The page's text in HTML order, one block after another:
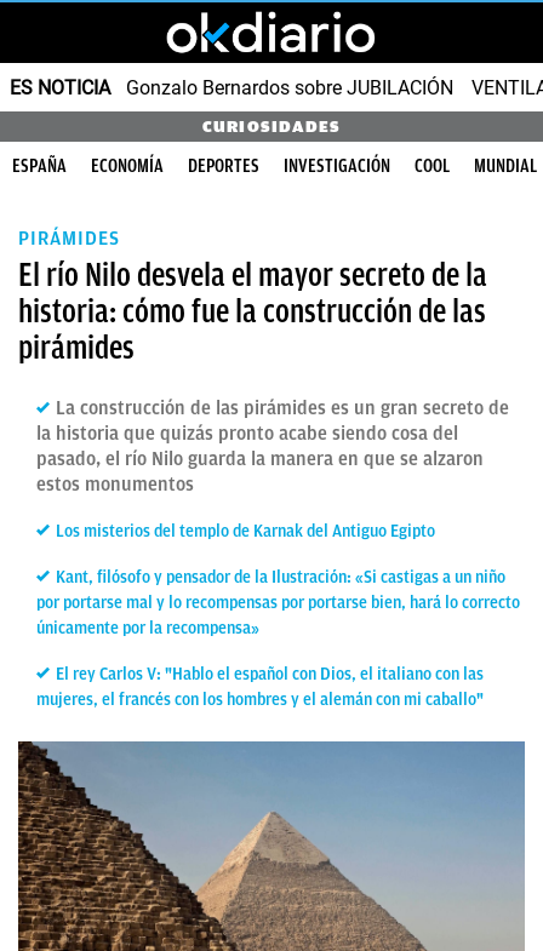
ES NOTICIA Gonzalo Bernardos sobre JUBILACIÓN
CURIOSIDADES
ESPAÑA ECONOMÍA DEPORTES INVESTIGACIÓN COOL MUNDIAL
PIRÁMIDES
El río Nilo desvela el mayor secreto de la
historia: cómo fue la construcción de las
pirámides
La construcción de las pirámides es un gran secreto de
la historia que quizás pronto acabe siendo cosa del
pasado, el río Nilo guarda la manera en que se alzaron
estos monumentos
Los misterios del templo de Karnak del Antiguo Egipto
Kant, filósofo y pensador de la Ilustración: «Si castigas a un niño
por portarse mal y lo recompensas por portarse bien, hará lo correcto
únicamente por la recompensa»
El rey Carlos V: "Hablo el español con Dios, el italiano con las
mujeres, el francés con los hombres y el alemán con mi caballo"